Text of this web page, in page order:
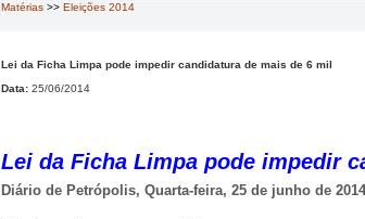
Matérias >> Eleições 2014
Lei da Ficha Limpa pode impedir candidatura de mais de 6 mil
Data: 25/06/2014
Lei da Ficha Limpa pode impedir
Diário de Petrópolis, Quarta-feira, 25 de junho de 2014